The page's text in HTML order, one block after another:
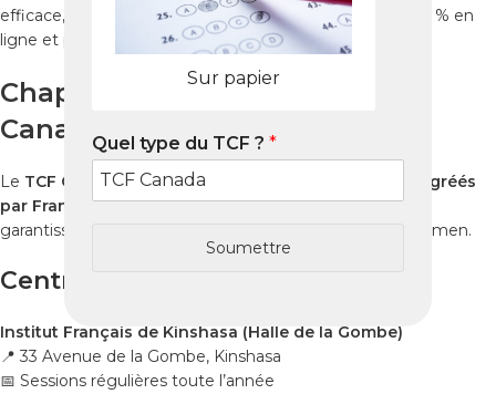
Sur papier
Quel type du TCF ? *
Soumettre
efficace, depuis la RDC, avec un accompagnement 100 % en
ligne et personnalisé.
Chapitre 1 : Où Passer le TCF
Canada à Kinshasa ?
Le TCF Canadaest disponible dans plusieurs
centres agréés
par France Éducation InternationalàKinshasa, qui
garantissent un déroulement officiel et sécurisé de l’examen.
Centres agréés à Kinshasa
Institut Français de Kinshasa (Halle de la Gombe)
📍 33 Avenue de la Gombe, Kinshasa
📅 Sessions régulières toute l’année